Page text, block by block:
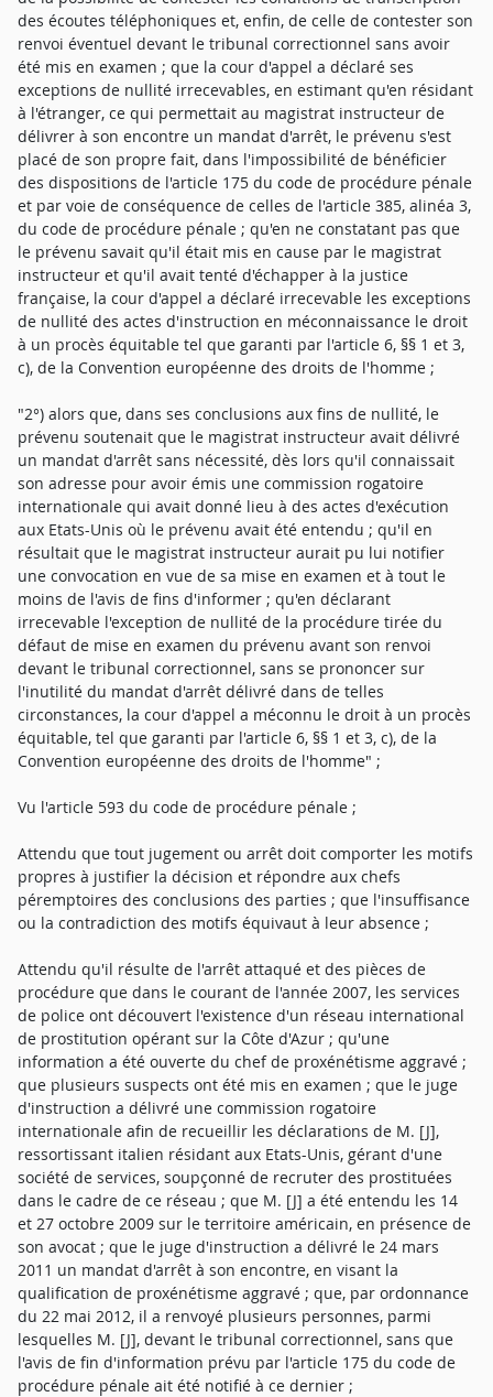
des écoutes téléphoniques et, enfin, de celle de contester son
renvoi éventuel devant le tribunal correctionnel sans avoir
été mis en examen ; que la cour d'appel a déclaré ses
exceptions de nullité irrecevables, en estimant qu'en résidant
à l'étranger, ce qui permettait au magistrat instructeur de
délivrer à son encontre un mandat d'arrêt, le prévenu s'est
placé de son propre fait, dans l'impossibilité de bénéficier
des dispositions de l'article 175 du code de procédure pénale
et par voie de conséquence de celles de l'article 385, alinéa 3,
du code de procédure pénale ; qu'en ne constatant pas que
le prévenu savait qu'il était mis en cause par le magistrat
instructeur et qu'il avait tenté d'échapper à la justice
française, la cour d'appel a déclaré irrecevable les exceptions
de nullité des actes d'instruction en méconnaissance le droit
à un procès équitable tel que garanti par l'article 6, §§ 1 et 3,
c), de la Convention européenne des droits de l'homme ;
"2°) alors que, dans ses conclusions aux fins de nullité, le
prévenu soutenait que le magistrat instructeur avait délivré
un mandat d'arrêt sans nécessité, dès lors qu'il connaissait
son adresse pour avoir émis une commission rogatoire
internationale qui avait donné lieu à des actes d'exécution
aux Etats-Unis où le prévenu avait été entendu ; qu'il en
résultait que le magistrat instructeur aurait pu lui notifier
une convocation en vue de sa mise en examen et à tout le
moins de l'avis de fins d'informer ; qu'en déclarant
irrecevable l'exception de nullité de la procédure tirée du
défaut de mise en examen du prévenu avant son renvoi
devant le tribunal correctionnel, sans se prononcer sur
l'inutilité du mandat d'arrêt délivré dans de telles
circonstances, la cour d'appel a méconnu le droit à un procès
équitable, tel que garanti par l'article 6, §§ 1 et 3, c), de la
Convention européenne des droits de l'homme" ;
Vu l'article 593 du code de procédure pénale ;
Attendu que tout jugement ou arrêt doit comporter les motifs
propres à justifier la décision et répondre aux chefs
péremptoires des conclusions des parties ; que l'insuffisance
ou la contradiction des motifs équivaut à leur absence ;
Attendu qu'il résulte de l'arrêt attaqué et des pièces de
procédure que dans le courant de l'année 2007, les services
de police ont découvert l'existence d'un réseau international
de prostitution opérant sur la Côte d'Azur ; qu'une
information a été ouverte du chef de proxénétisme aggravé ;
que plusieurs suspects ont été mis en examen ; que le juge
d'instruction a délivré une commission rogatoire
internationale afin de recueillir les déclarations de M. [J],
ressortissant italien résidant aux Etats-Unis, gérant d'une
société de services, soupçonné de recruter des prostituées
dans le cadre de ce réseau ; que M. [J] a été entendu les 14
et 27 octobre 2009 sur le territoire américain, en présence de
son avocat ; que le juge d'instruction a délivré le 24 mars
2011 un mandat d'arrêt à son encontre, en visant la
qualification de proxénétisme aggravé ; que, par ordonnance
du 22 mai 2012, il a renvoyé plusieurs personnes, parmi
lesquelles M. [J], devant le tribunal correctionnel, sans que
l'avis de fin d'information prévu par l'article 175 du code de
procédure pénale ait été notifié à ce dernier ;